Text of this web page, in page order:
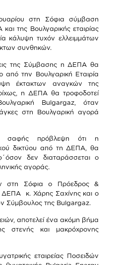
στη Σόφια σύμβαση
της Βουλγαρικής εταιρίας
κάλυψη τυχόν ελλειμμάτων
συνθηκών.
της Σύμβασης η ΔΕΠΑ θα
από την Βουλγαρική Εταιρία
έκτακτων αναγκών της
η ΔΕΠΑ θα τροφοδοτεί
Bulgargaz, όταν
στη Βουλγαρική αγορά
σαφής πρόβλεψη ότι η
δικτύου από τη ΔΕΠΑ, θα
δεν διαταράσσεται ο
αγοράς.
στη Σόφια o Πρόεδρος &
ΔΕΠΑ κ. Χάρης Σαχίνης και ο
Σύμβουλος της Bulgargaz.
αποτελεί ένα ακόμη βήμα
στενής και μακρόχρονης
εταιρείας Ποσειδών